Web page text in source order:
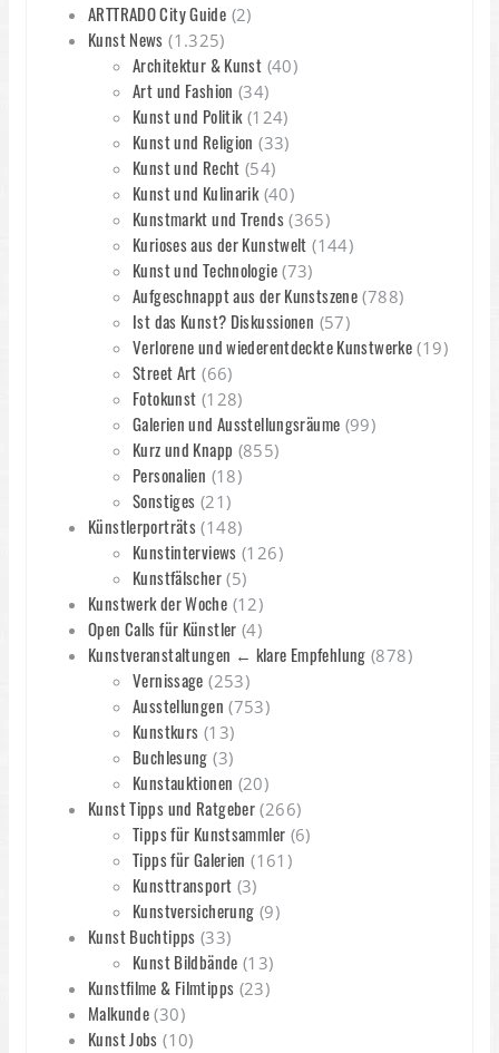
ARTTRADO City Guide (2)
Kunst News (1.325)
Architektur & Kunst (40)
Art und Fashion (34)
Kunst und Politik(124)
Kunst und Religion (33)
Kunst und Recht (54)
Kunst und Kulinarik(40)
Kunstmarkt und Trends(365)
Kurioses aus der Kunstwelt (144)
Kunst und Technologie(73)
Aufgeschnappt aus der Kunstszene (788)
Ist das Kunst? Diskussionen (57)
Verlorene und wiederentdeckte Kunstwerke (19)
Street Art (66)
Fotokunst (128)
Galerien und Ausstellungsräume (99)
Kurz und Knapp (855)
Personalien (18)
Sonstiges (21)
Künstlerporträts (148)
Kunstinterviews (126)
Kunstfälscher(5)
Kunstwerk der Woche (12)
Open Calls für Künstler (4)
Kunstveranstaltungen ← klare Empfehlung (878)
Vernissage (253)
Ausstellungen (753)
Kunstkurs (13)
Buchlesung (3)
Kunstauktionen (20)
Kunst Tipps und Ratgeber (266)
Tipps für Kunstsammler (6)
Tipps für Galerien (161)
Kunsttransport (3)
Kunstversicherung (9)
Kunst Buchtipps (33)
Kunst Bildbände (13)
Kunstfilme & Filmtipps (23)
Malkunde (30)
Kunst Jobs (10)